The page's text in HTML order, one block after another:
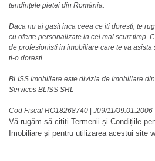
tendințele pietei din România.
Daca nu ai gasit inca ceea ce iti doresti, te
cu oferte personalizate in cel mai scurt timp.
de profesionisti in imobiliare care te va
ti-o doresti.
BLISS Imobiliare este divizia de Imobiliare
Services BLISS SRL
Cod Fiscal RO18268740 | J09/11/09.01.2006
Vă rugăm să citiți Termenii și Condițiile
Imobiliare și pentru utilizarea acestui site